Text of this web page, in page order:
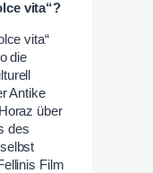
vita“?
vita“
die
Antike
über
des
Film